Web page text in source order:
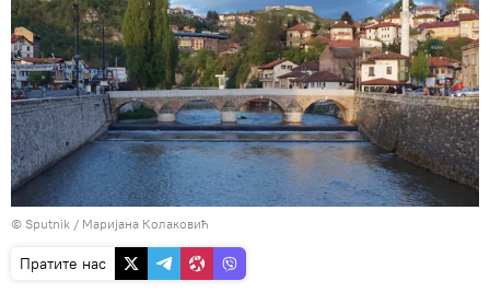
© Sputnik / Маријана Колаковић
Пратите нас